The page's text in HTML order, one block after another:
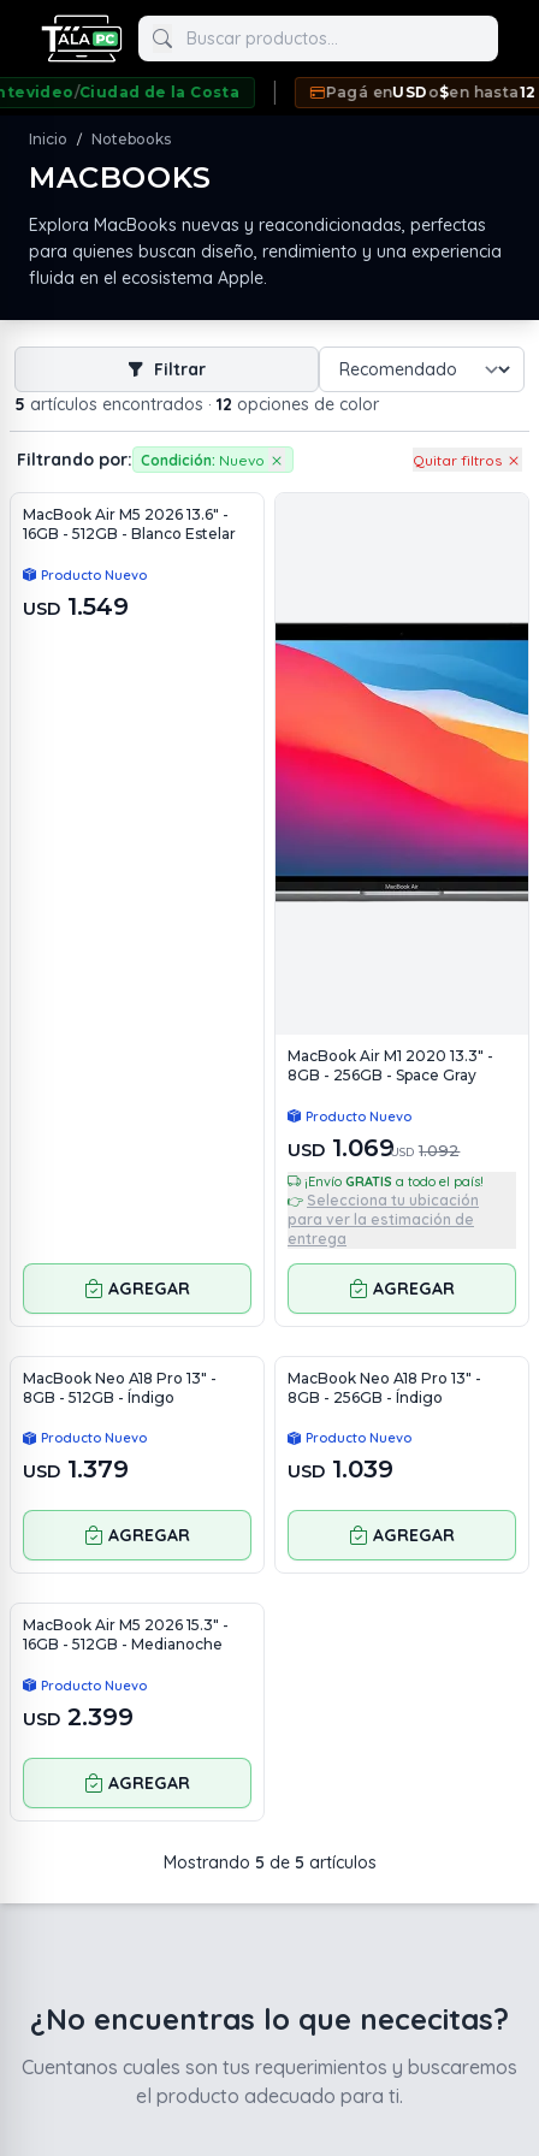
Buscar productos
/ Ciudad de la Costa Pagá enUSDo$en hasta12
Inicio / Notebooks
MACBOOKS
Explora MacBooks nuevas y reacondicionadas, perfectas
para quienes buscan diseño, rendimiento y una experiencia
fluida en el ecosistema Apple.
5 artículos encontrados · 12 opciones de color
Filtrar
Filtrando por: Condición: Nuevo Quitar filtros
MacBook Air M5 2026 13.6" -
16GB - 512GB - Blanco Estelar
Producto Nuevo
USD 1.549
AGREGAR
MacBook Air M1 2020 13.3" -
8GB - 256GB - Space Gray
Producto Nuevo
USD 1.069USD 1.092
¡Envío GRATIS
a todo el país!
👉 Selecciona tu ubicación
para ver la estimación de
entrega
AGREGAR
MacBook Neo A18 Pro 13" -
8GB - 512GB - Índigo
Producto Nuevo
USD 1.379
AGREGAR
MacBook Neo A18 Pro 13" -
8GB - 256GB - Índigo
Producto Nuevo
USD 1.039
AGREGAR
MacBook Air M5 2026 15.3" -
16GB - 512GB - Medianoche
Producto Nuevo
USD 2.399
AGREGAR
Mostrando 5 de 5 artículos
¿No encuentras lo que nececitas?
Cuentanos cuales son tus requerimientos y buscaremos
el producto adecuado para ti.